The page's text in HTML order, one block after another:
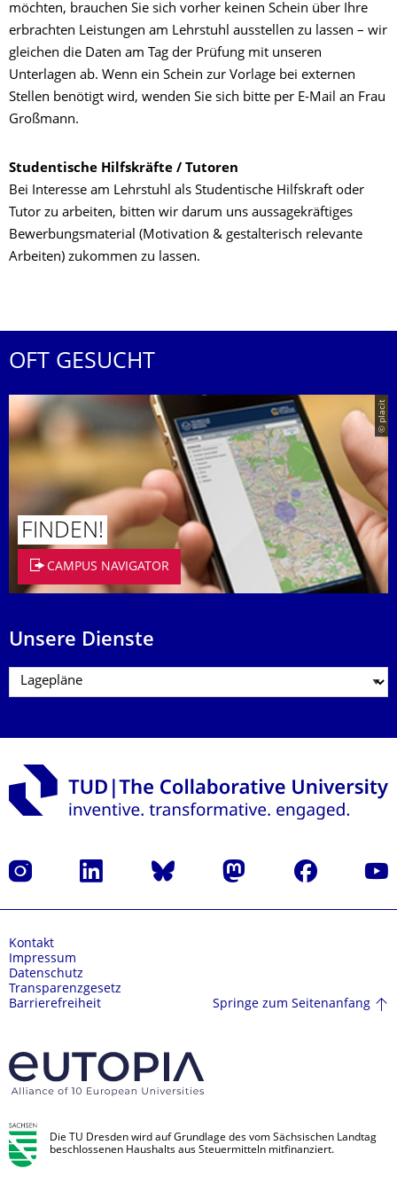
möchten, brauchen Sie sich vorher keinen Schein über Ihre
erbrachten Leistungen am Lehrstuhl ausstellen zu lassen – wir
gleichen die Daten am Tag der Prüfung mit unseren
Unterlagen ab. Wenn ein Schein zur Vorlage bei externen
Stellen benötigt wird, wenden Sie sich bitte per E-Mail an Frau
Großmann.
Studentische Hilfskräfte / Tutoren
Bei Interesse am Lehrstuhl als Studentische Hilfskraft oder
Tutor zu arbeiten, bitten wir darum uns aussagekräftiges
Bewerbungsmaterial (Motivation & gestalterisch relevante
Arbeiten) zukommen zu lassen.
OFT GESUCHT
© placit
FINDEN!
CAMPUS NAVIGATOR
Unsere Dienste
Instagram LinkedIn Bluesky Mastodon Facebook
Kontakt
Impressum
Datenschutz
Transparenzgesetz
Barrierefreiheit
Springe zum Seitenanfang
Die TU Dresden wird auf Grundlage des vom Sächsischen Landtag
beschlossenen Haushalts aus Steuermitteln mitfinanziert.